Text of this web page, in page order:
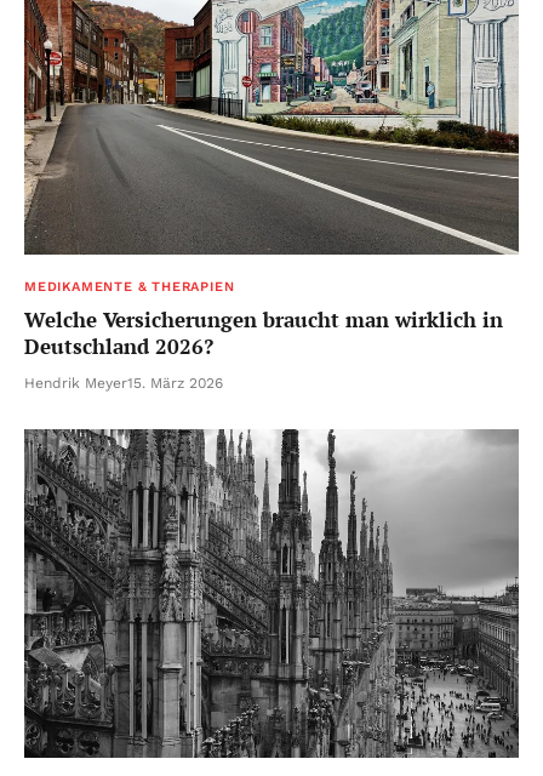
MEDIKAMENTE & THERAPIEN
Welche Versicherungen braucht man wirklich in
Deutschland 2026?
Hendrik Meyer15. März 2026